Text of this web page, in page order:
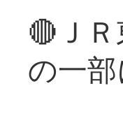
🔴Ｊ
の一